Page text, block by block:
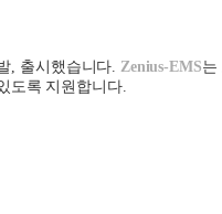
출시했습니다 Zenius-EMS는
도록 지원합니다.